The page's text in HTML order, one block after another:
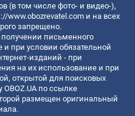
(в том числе фото- и видео-),
www.obozrevatel.com и на всех
запрещено.
письменного
при условии обязательной
изданий - при
на их использование и при
открытой для поисковых
по ссылке
размещен оригинальный